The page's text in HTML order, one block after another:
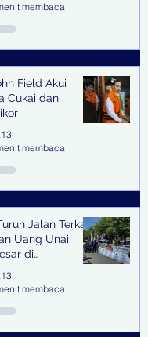
membaca
Field Akui
Cukai dan
membaca
Jalan Terkait
Uang Unai
di
Kejaksaan
membaca